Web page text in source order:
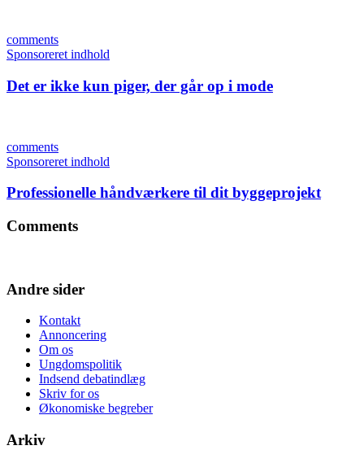
comments
Sponsoreret indhold
Det er ikke kun piger, der går op i mode
comments
Sponsoreret indhold
Professionelle håndværkere til dit byggeprojekt
Comments
Andre sider
Kontakt
Annoncering
Om os
Ungdomspolitik
Indsend debatindlæg
Skriv for os
Økonomiske begreber
Arkiv